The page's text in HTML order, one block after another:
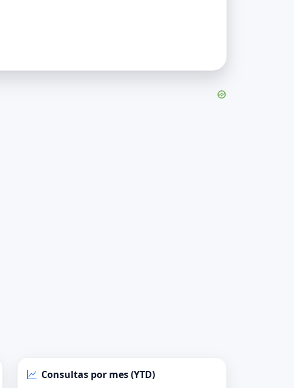
Consultas por mes (YTD)